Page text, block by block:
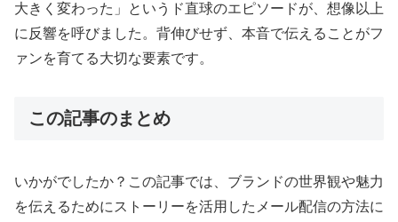
大きく変わった」というド直球のエピソードが、想像以上
に反響を呼びました。背伸びせず、本音で伝えることがフ
ァンを育てる大切な要素です。
この記事のまとめ
いかがでしたか？この記事では、ブランドの世界観や魅力
を伝えるためにストーリーを活用したメール配信の方法に